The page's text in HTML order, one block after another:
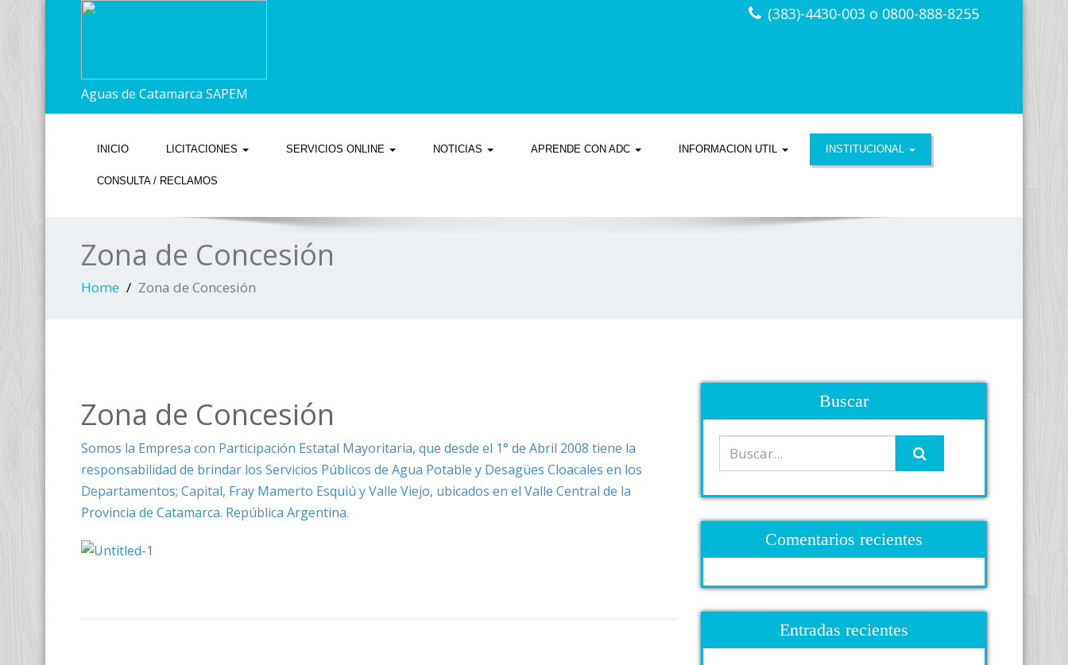
Aguas de Catamarca SAPEM
(383)-4430-003 o 0800-888-8255
INICIO LICITACIONES SERVICIOS ONLINE NOTICIAS APRENDE CON ADC INFORMACION UTIL INSTITUCIONAL
CONSULTA / RECLAMOS
Zona de Concesión
Home Zona de Concesión
Zona de Concesión
Somos la Empresa con Participación Estatal Mayoritaria, que desde el 1° de Abril 2008 tiene la
responsabilidad de brindar los Servicios Públicos de Agua Potable y Desagües Cloacales en los
Departamentos; Capital, Fray Mamerto Esquiú y Valle Viejo, ubicados en el Valle Central de la
Provincia de Catamarca. República Argentina.
Buscar
Comentarios recientes
Entradas recientes